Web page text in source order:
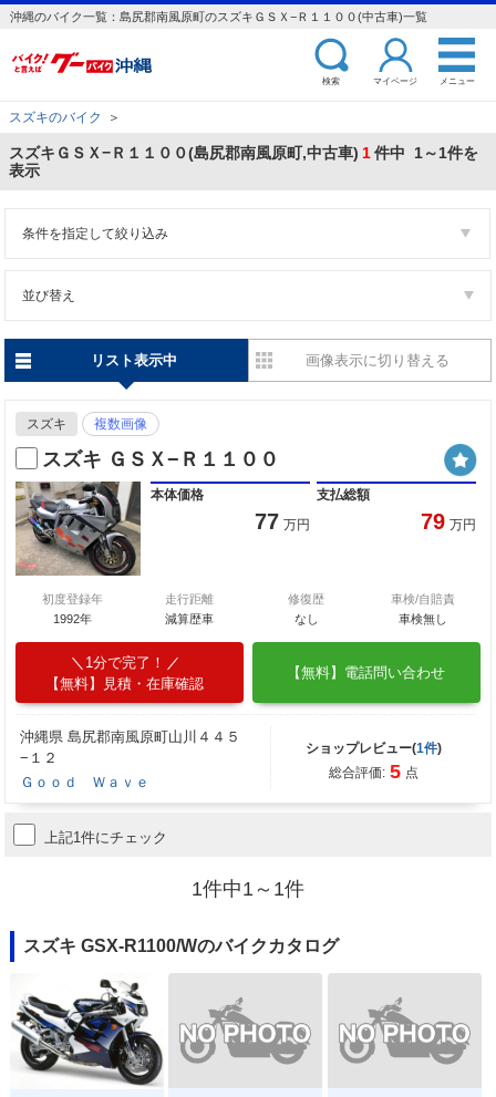
沖縄のバイク一覧：島尻郡南風原町のスズキＧＳＸ−Ｒ１１００(中古車)一覧
検索 マイページ メニュー
スズキのバイク ＞
スズキＧＳＸ−Ｒ１１００(島尻郡南風原町,中古車) 1件中 1～1件を
表示
条件を指定して絞り込み
並び替え
リスト表示中 画像表示に切り替える
スズキ 複数画像
スズキ ＧＳＸ−Ｒ１１００
本体価格
77 万円
支払総額
79 万円
初度登録年
1992年
走行距離
減算歴車
修復歴
なし
車検/自賠責
車検無し
1分で完了！
【無料】見積・在庫確認
【無料】電話問い合わせ
沖縄県 島尻郡南風原町山川４４５
−１２
Ｇｏｏｄ Ｗａｖｅ
ショップレビュー(1件)
総合評価: 5 点
上記1件にチェック
1件中1～1件
スズキ GSX-R1100/Wのバイクカタログ